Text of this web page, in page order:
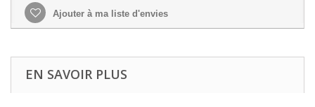
Ajouter à ma liste d'envies
EN SAVOIR PLUS